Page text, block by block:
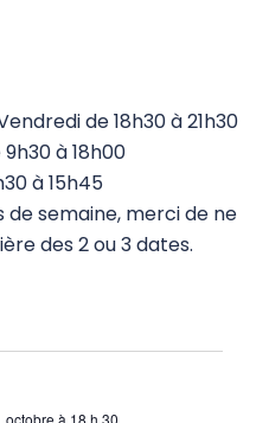
de
au TFH 1
en TFH
TFH
de 18h30 à 21h30
à 18h00
à 15h45
de semaine, merci de ne
des 2 ou 3 dates.
octobre à 18 h 30